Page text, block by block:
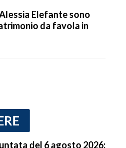
Elefante sono
da favola in
del 6 agosto 2026: